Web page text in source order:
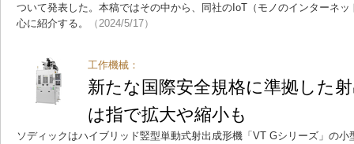
ついて発表した。本稿ではその中から、同社のIoT（モノのインターネ
心に紹介する。
（2024/5/17）
工作機械：
新たな国際安全規格に準拠した
は指で拡大や縮小も
ソディックはハイブリッド竪型単動式射出成形機「VT Gシリーズ」の